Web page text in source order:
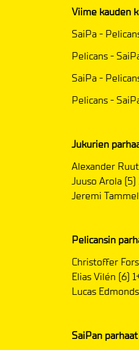
Viime kauden
SaiPa -
Pelicans -
SaiPa -
Pelicans -
Jukurien
Alexander
Juuso Arola (5)
Jeremi
Pelicansin
Christoffer
Elias Vilén (6)
Lucas
SaiPan